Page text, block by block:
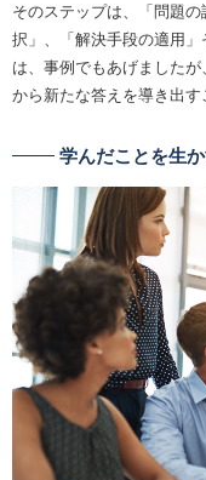
そのステップは、「問題
択」、「解決手段の適用
は、事例でもあげました
から新たな答えを導き出す
学んだことを生